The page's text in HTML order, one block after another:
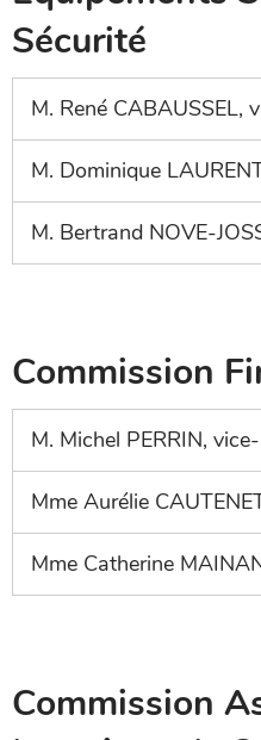
Sécurité
M. René CABAUSSEL,
M. Dominique
M. Bertrand NOVE-
Commission
M. Michel PERRIN,
Mme Aurélie
Mme Catherine
Commission